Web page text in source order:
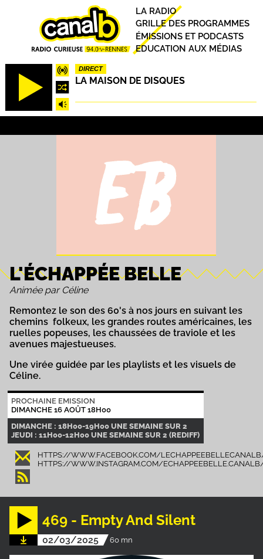
DIRECT
LA MAISON DE DISQUES
Principal
LA RADIO
GRILLE DES PROGRAMMES
ÉMISSIONS ET PODCASTS
EDUCATION AUX MÉDIAS
L'ÉCHAPPÉE BELLE
Animée par Céline
Remontez le son des 60's à nos jours en suivant les
chemins folkeux, les grandes routes américaines, les
ruelles popeuses, les chaussées de traviole et les
avenues majestueuses.
Une virée guidée par les playlists et les visuels de
Céline.
PROCHAINE EMISSION
DIMANCHE 16 AOÛT 18H00
DIMANCHE : 18H00-19H00 UNE SEMAINE SUR 2
JEUDI : 11H00-12H00 UNE SEMAINE SUR 2 (REDIFF)
HTTPS://WWW.FACEBOOK.COM/
HTTPS://WWW.INSTAGRAM.COM/
469 - Empty And Silent
02/03/2025 60 mn